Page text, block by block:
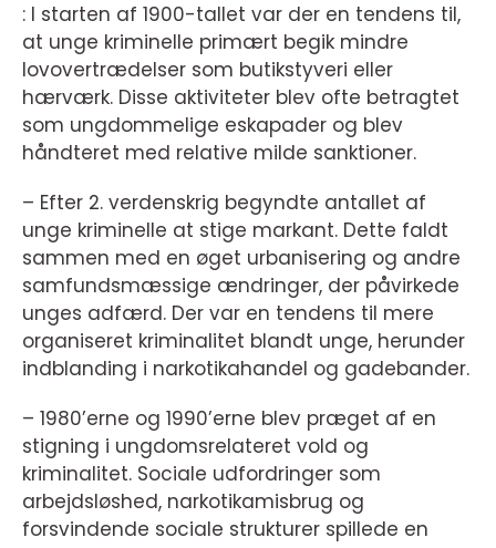
: I starten af 1900-tallet var der en tendens til,
at unge kriminelle primært begik mindre
lovovertrædelser som butikstyveri eller
hærværk. Disse aktiviteter blev ofte betragtet
som ungdommelige eskapader og blev
håndteret med relative milde sanktioner.
– Efter 2. verdenskrig begyndte antallet af
unge kriminelle at stige markant. Dette faldt
sammen med en øget urbanisering og andre
samfundsmæssige ændringer, der påvirkede
unges adfærd. Der var en tendens til mere
organiseret kriminalitet blandt unge, herunder
indblanding i narkotikahandel og gadebander.
– 1980’erne og 1990’erne blev præget af en
stigning i ungdomsrelateret vold og
kriminalitet. Sociale udfordringer som
arbejdsløshed, narkotikamisbrug og
forsvindende sociale strukturer spillede en